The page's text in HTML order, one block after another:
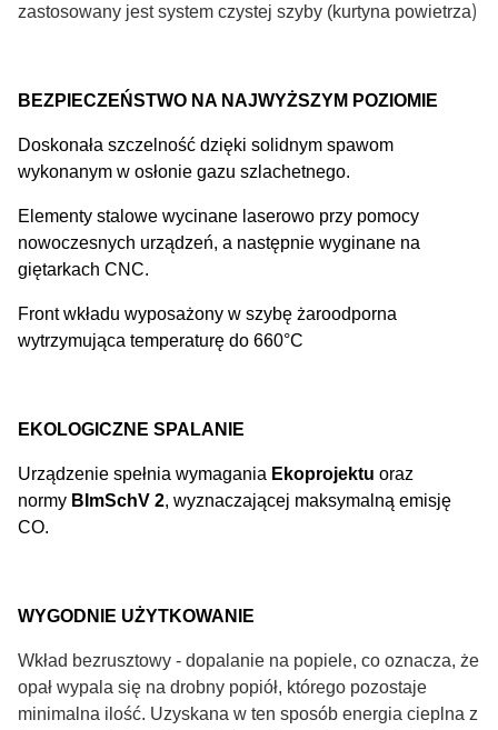
zastosowany jest system czystej szyby (kurtyna powietrza)
BEZPIECZEŃSTWO NA NAJWYŻSZYM POZIOMIE
Doskonała szczelność dzięki solidnym spawom
wykonanym w osłonie gazu szlachetnego.
Elementy stalowe wycinane laserowo przy pomocy
nowoczesnych urządzeń, a następnie wyginane na
giętarkach CNC.
Front wkładu wyposażony w szybę żaroodporna
wytrzymująca temperaturę do 660°C
EKOLOGICZNE SPALANIE
Urządzenie spełnia wymagania Ekoprojektu oraz
normy BImSchV 2, wyznaczającej maksymalną emisję
CO.
WYGODNIE UŻYTKOWANIE
Wkład bezrusztowy - dopalanie na popiele, co oznacza, że
opał wypala się na drobny popiół, którego pozostaje
minimalna ilość. Uzyskana w ten sposób energia cieplna z